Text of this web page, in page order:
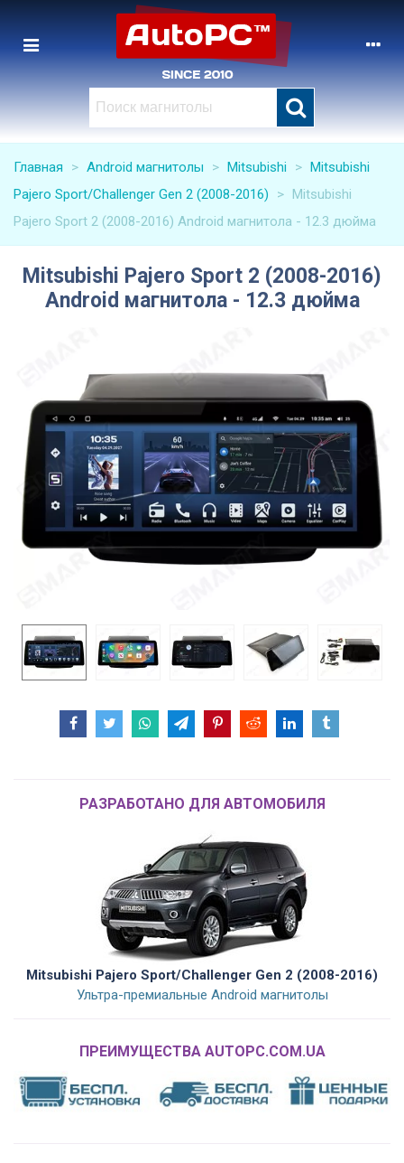
Главная > Android магнитолы > Mitsubishi > Mitsubishi
Pajero Sport/Challenger Gen 2 (2008-2016)
> Mitsubishi
Pajero Sport 2 (2008-2016) Android магнитола - 12.3 дюйма
Mitsubishi Pajero Sport 2 (2008-2016)
Android магнитола - 12.3 дюйма
РАЗРАБОТАНО ДЛЯ АВТОМОБИЛЯ
Mitsubishi Pajero Sport/Challenger Gen 2 (2008-2016)
Ультра-премиальные Android магнитолы
ПРЕИМУЩЕСТВА AUTOPC.COM.UA